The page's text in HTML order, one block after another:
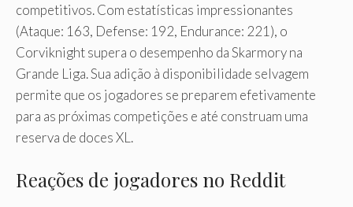
competitivos. Com estatísticas impressionantes
(Ataque: 163, Defense: 192, Endurance: 221), o
Corviknight supera o desempenho da Skarmory na
Grande Liga. Sua adição à disponibilidade selvagem
permite que os jogadores se preparem efetivamente
para as próximas competições e até construam uma
reserva de doces XL.
Reações de jogadores no Reddit